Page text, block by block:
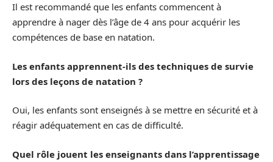
Il est recommandé que les enfants commencent à
apprendre à nager dès l’âge de 4 ans pour acquérir les
compétences de base en natation.
Les enfants apprennent-ils des techniques de survie
lors des leçons de natation ?
Oui, les enfants sont enseignés à se mettre en sécurité et à
réagir adéquatement en cas de difficulté.
Quel rôle jouent les enseignants dans l’apprentissage